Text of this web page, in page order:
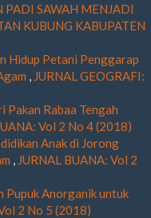
PADI SAWAH MENJADI
KUBUNG KABUPATEN
Hidup Petani Penggarap
JURNAL GEOGRAFI:
Rabaa Tengah
Vol 2 No 4 (2018)
Anak di Jorong
JURNAL BUANA: Vol 2
Pupuk Anorganik untuk
2 No 5 (2018)